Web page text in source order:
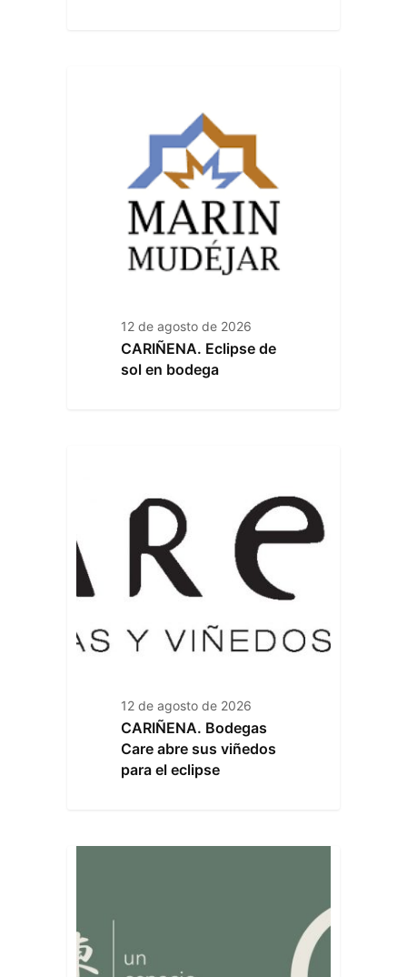
12 de agosto de 2026
CARIÑENA. Eclipse de
sol en bodega
12 de agosto de 2026
CARIÑENA. Bodegas
Care abre sus viñedos
para el eclipse